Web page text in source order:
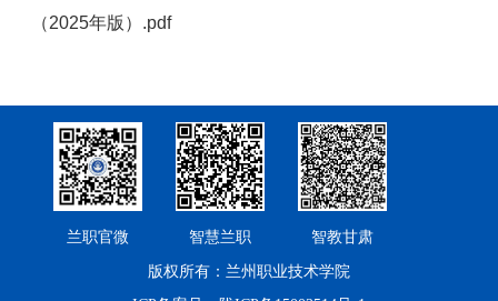
（2025年版）.pdf
兰职官微 智慧兰职 智教甘肃
版权所有：兰州职业技术学院